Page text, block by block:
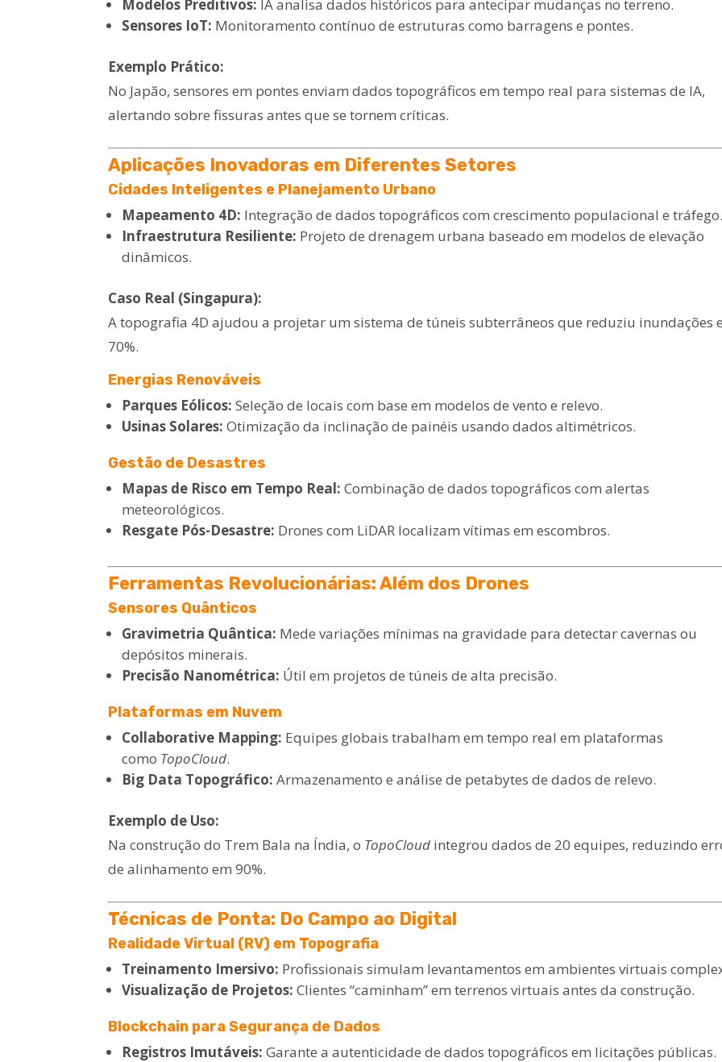
Modelos Preditivos: IA analisa dados históricos para antecipar mudanças no terreno.
Sensores IoT: Monitoramento contínuo de estruturas como barragens e pontes.
Exemplo Prático:
No Japão, sensores em pontes enviam dados topográficos em tempo real para sistemas de IA,
alertando sobre fissuras antes que se tornem críticas.
Aplicações Inovadoras em Diferentes Setores
Cidades Inteligentes e Planejamento Urbano
Mapeamento 4D: Integração de dados topográficos com crescimento populacional e
Infraestrutura Resiliente: Projeto de drenagem urbana baseado em modelos de elevação
dinâmicos.
Caso Real (Singapura):
A topografia 4D ajudou a projetar um sistema de túneis subterrâneos que reduziu inundações
70%.
Energias Renováveis
Parques Eólicos: Seleção de locais com base em modelos de vento e relevo.
Usinas Solares: Otimização da inclinação de painéis usando dados altimétricos.
Gestão de Desastres
Mapas de Risco em Tempo Real: Combinação de dados topográficos com alertas
meteorológicos.
Resgate Pós-Desastre: Drones com LiDAR localizam vítimas em escombros.
Ferramentas Revolucionárias: Além dos Drones
Sensores Quânticos
Gravimetria Quântica: Mede variações mínimas na gravidade para detectar cavernas ou
depósitos minerais.
Precisão Nanométrica: Útil em projetos de túneis de alta precisão.
Plataformas em Nuvem
Collaborative Mapping: Equipes globais trabalham em tempo real em plataformas
como TopoCloud.
Big Data Topográfico: Armazenamento e análise de petabytes de dados de relevo.
Exemplo de Uso:
Na construção do Trem Bala na Índia, o TopoCloud integrou dados de 20 equipes, reduzindo
de alinhamento em 90%.
Técnicas de Ponta: Do Campo ao Digital
Realidade Virtual (RV) em Topografia
Treinamento Imersivo: Profissionais simulam levantamentos em ambientes virtuais
Visualização de Projetos: Clientes “caminham” em terrenos virtuais antes da construção.
Blockchain para Segurança de Dados
Registros Imutáveis: Garante a autenticidade de dados topográficos em licitações públicas.